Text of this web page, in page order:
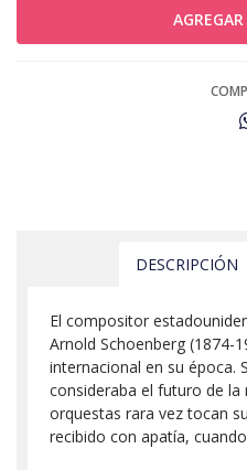
DESCRIPCIÓN
El compositor
Arnold Schoenberg (1874-
internacional en su época.
consideraba el futuro de la
orquestas rara vez tocan
recibido con apatía,